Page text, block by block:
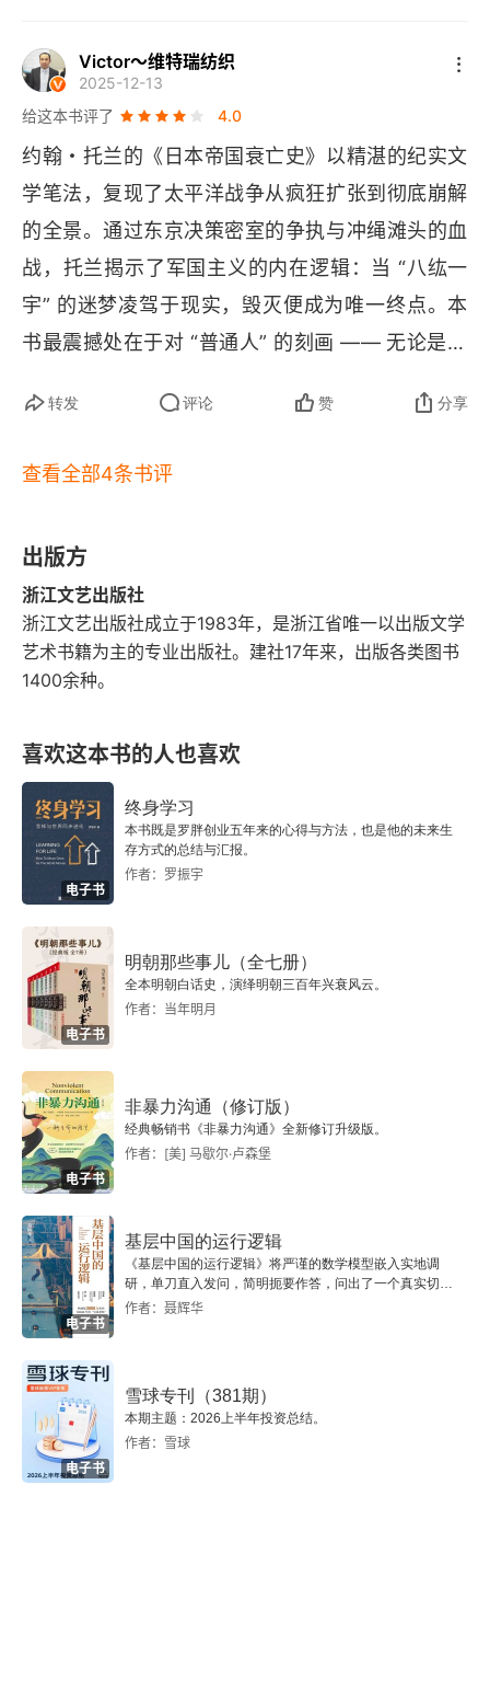
第二十五章 “天赐良机”
第二十六章 “就像地狱熄火之后”
第二十七章 江户之花
第二十八章 最后一次出击
第二十九章 铁台风
第三十章 散兵游勇
第八部 一亿玉碎
第三十一章 寻求和平
第三十三章 广岛
第三十四章 ……以及长崎
第三十五章 “忍所难忍”
尾声
国，包括每天一顿刀叉西餐，英岛国侵占的是美洲
殖民地，成就日不落帝国，可日本岛国从丰臣秀吉
日军，对比日军占领新加坡前后只用了 70 天。全
书主旨还是反战的，无论是双方军人，战俘还是平
民的悲惨遭遇，没有好的战争。现在日本还在美国
占领军监督下，面对东方大国的复兴，日本和美国
政客能从历史中接受教训吗？
准确的掌握了日本海军军官的自大心理，但凡是个
人物，都不愿去做后勤保障的工作。大本营初期也
未能对该现象做出即时调整，当逾 40
被美国潜艇击沉后，本已严重缺乏的物资输送困
难，胜负之势，已再难扭转。
Victor～维特瑞纺织
2025-12-13
给这本书评了
4.0
约翰・托兰的《日本帝国衰亡史》以精湛的纪实文
学笔法，复现了太平洋战争从疯狂扩张到彻底崩解
的全景。通过东京决策密室的争执与冲绳滩头的血
战，托兰揭示了军国主义的内在逻辑：当 “八纮一
宇” 的迷梦凌驾于现实，毁灭便成为唯一终点。本
书最震撼处在于对 “普通人” 的刻画 —— 无论是誓
都被卷入帝国自毁的洪流。这不仅是一部战争史，
转发 评论 赞 分享
查看全部4条书评
出版方
浙江文艺出版社
浙江文艺出版社成立于1983年，是浙江省唯一以出版文学
艺术书籍为主的专业出版社。建社17年来，出版各类图书
1400余种。
喜欢这本书的人也喜欢
电子书
终身学习
本书既是罗胖创业五年来的心得与方法，也是他的未来生
存方式的总结与汇报。
作者：罗振宇
电子书
明朝那些事儿（全七册）
全本明朝白话史，演绎明朝三百年兴衰风云。
作者：当年明月
电子书
非暴力沟通（修订版）
经典畅销书《非暴力沟通》全新修订升级版。
作者：[美] 马歇尔·卢森堡
电子书
基层中国的运行逻辑
《基层中国的运行逻辑》将严谨的数学模型嵌入实地调
研，单刀直入发问，简明扼要作答，问出了一个真实切近
的基层中国。
作者：聂辉华
电子书
雪球专刊（381期）
本期主题：2026上半年投资总结。
作者：雪球